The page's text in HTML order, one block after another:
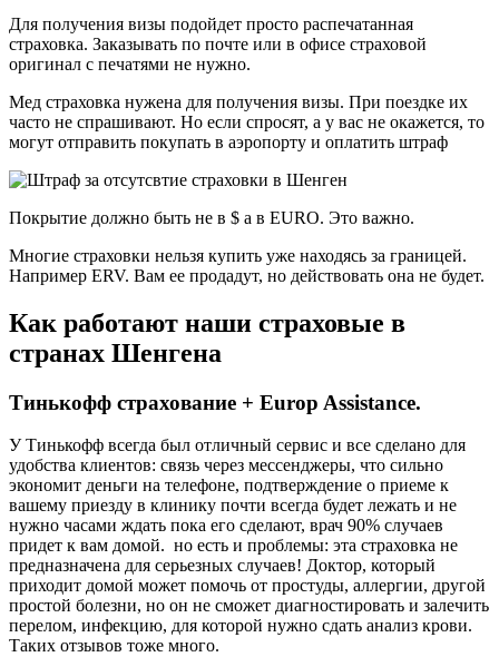
Для получения визы подойдет просто распечатанная
страховка. Заказывать по почте или в офисе страховой
оригинал с печатями не нужно.
Мед страховка нужена для получения визы. При поездке их
часто не спрашивают. Но если спросят, а у вас не окажется, то
могут отправить покупать в аэропорту и оплатить штраф
Покрытие должно быть не в $ а в EURO. Это важно.
Многие страховки нельзя купить уже находясь за границей.
Например ERV. Вам ее продадут, но действовать она не будет.
Как работают наши страховые в
странах Шенгена
Тинькофф страхование + Europ Assistance.
У Тинькофф всегда был отличный сервис и все сделано для
удобства клиентов: связь через мессенджеры, что сильно
экономит деньги на телефоне, подтверждение о приеме к
вашему приезду в клинику почти всегда будет лежать и не
нужно часами ждать пока его сделают, врач 90% случаев
придет к вам домой. но есть и проблемы: эта страховка не
предназначена для серьезных случаев! Доктор, который
приходит домой может помочь от простуды, аллергии, другой
простой болезни, но он не сможет диагностировать и залечить
перелом, инфекцию, для которой нужно сдать анализ крови.
Таких отзывов тоже много.